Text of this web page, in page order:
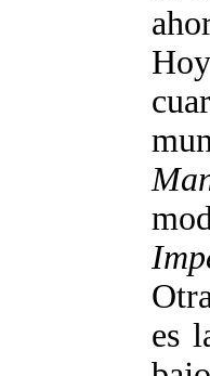
es